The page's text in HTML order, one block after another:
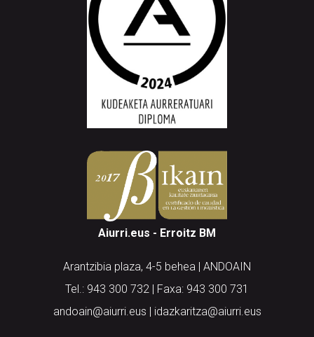
Aiurri.eus - Erroitz BM
Arantzibia plaza, 4-5 behea | ANDOAIN
Tel.: 943 300 732 | Faxa: 943 300 731
andoain@aiurri.eus | idazkaritza@aiurri.eus